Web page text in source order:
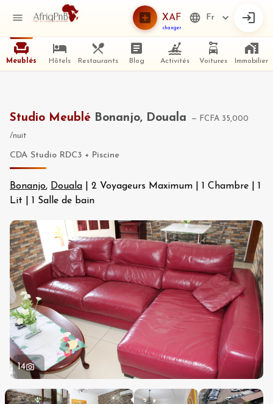
XAF
changer
Fr
Meublés Hôtels Restaurants Blog Activités Voitures Immobilier
Studio Meublé Bonanjo, Douala — FCFA 35,000
/nuit
CDA Studio RDC3 + Piscine
Bonanjo, Douala 2 Voyageurs Maximum 1 Chambre
1
Lit
1 Salle de bain
14